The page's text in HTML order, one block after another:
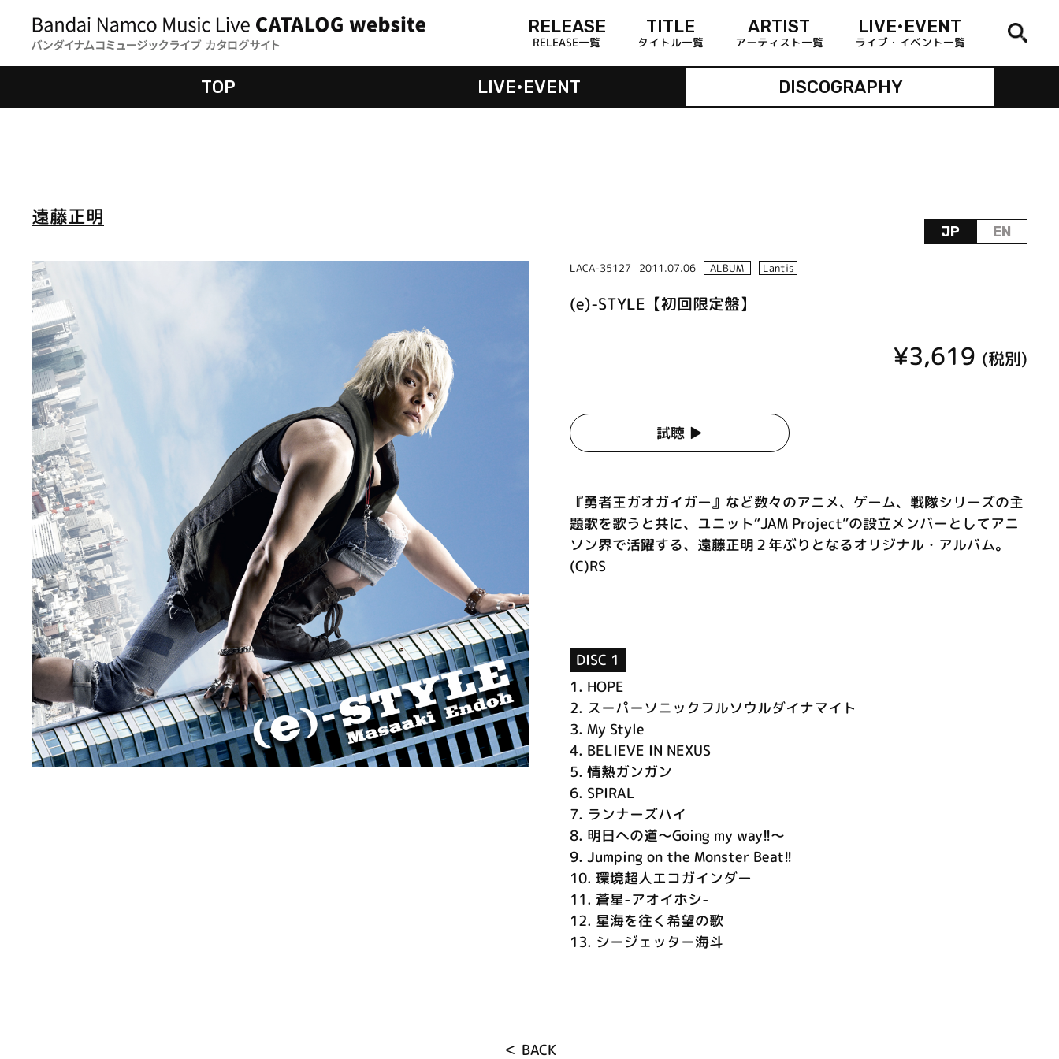
RELEASE
RELEASE一覧
TITLE
タイトル一覧
ARTIST
アーティスト一覧
LIVE•EVENT
ライブ・イベント一覧
TOP LIVE•EVENT DISCOGRAPHY
JP EN
遠藤正明
LACA-35127 2011.07.06 ALBUM Lantis
(e)-STYLE【初回限定盤】
¥3,619 (税別)
試聴 ▶︎
『勇者王ガオガイガー』など数々のアニメ、ゲーム、戦隊シリーズの主
題歌を歌うと共に、ユニット“JAM Project”の設立メンバーとしてアニ
ソン界で活躍する、遠藤正明２年ぶりとなるオリジナル・アルバム。
(C)RS
DISC 1
1. HOPE
2. スーパーソニックフルソウルダイナマイト
3. My Style
4. BELIEVE IN NEXUS
5. 情熱ガンガン
6. SPIRAL
7. ランナーズハイ
8. 明日への道～Going my way!!～
9. Jumping on the Monster Beat!!
10. 環境超人エコガインダー
11. 蒼星-アオイホシ-
12. 星海を往く希望の歌
13. シージェッター海斗
＜ BACK